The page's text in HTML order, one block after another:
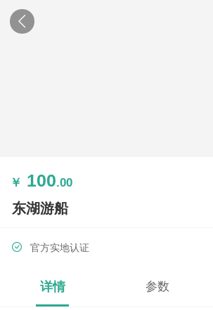
￥ 100.00
东湖游船
官方实地认证
详情 参数